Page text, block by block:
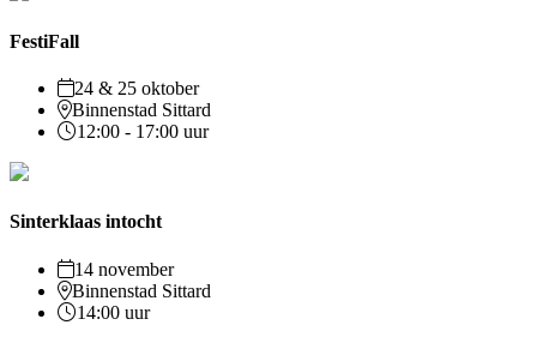
FestiFall
24 & 25 oktober
Binnenstad Sittard
12:00 - 17:00 uur
Sinterklaas intocht
14 november
Binnenstad Sittard
14:00 uur